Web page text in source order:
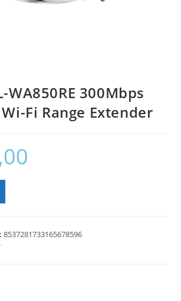
WA850RE 300Mbps
Fi Range Extender
8537281733165678596